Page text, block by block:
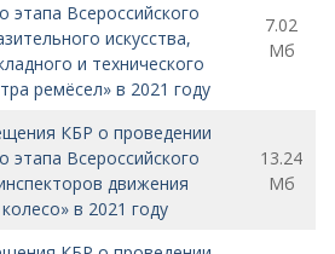
этапа Всероссийского
искусства,
и технического
ремёсел» в 2021 году
7.02
Мб
КБР о проведении
этапа Всероссийского
движения
в 2021 году
13.24
Мб